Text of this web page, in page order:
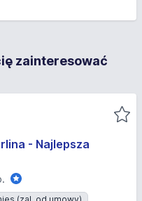
zainteresować
- Najlepsza